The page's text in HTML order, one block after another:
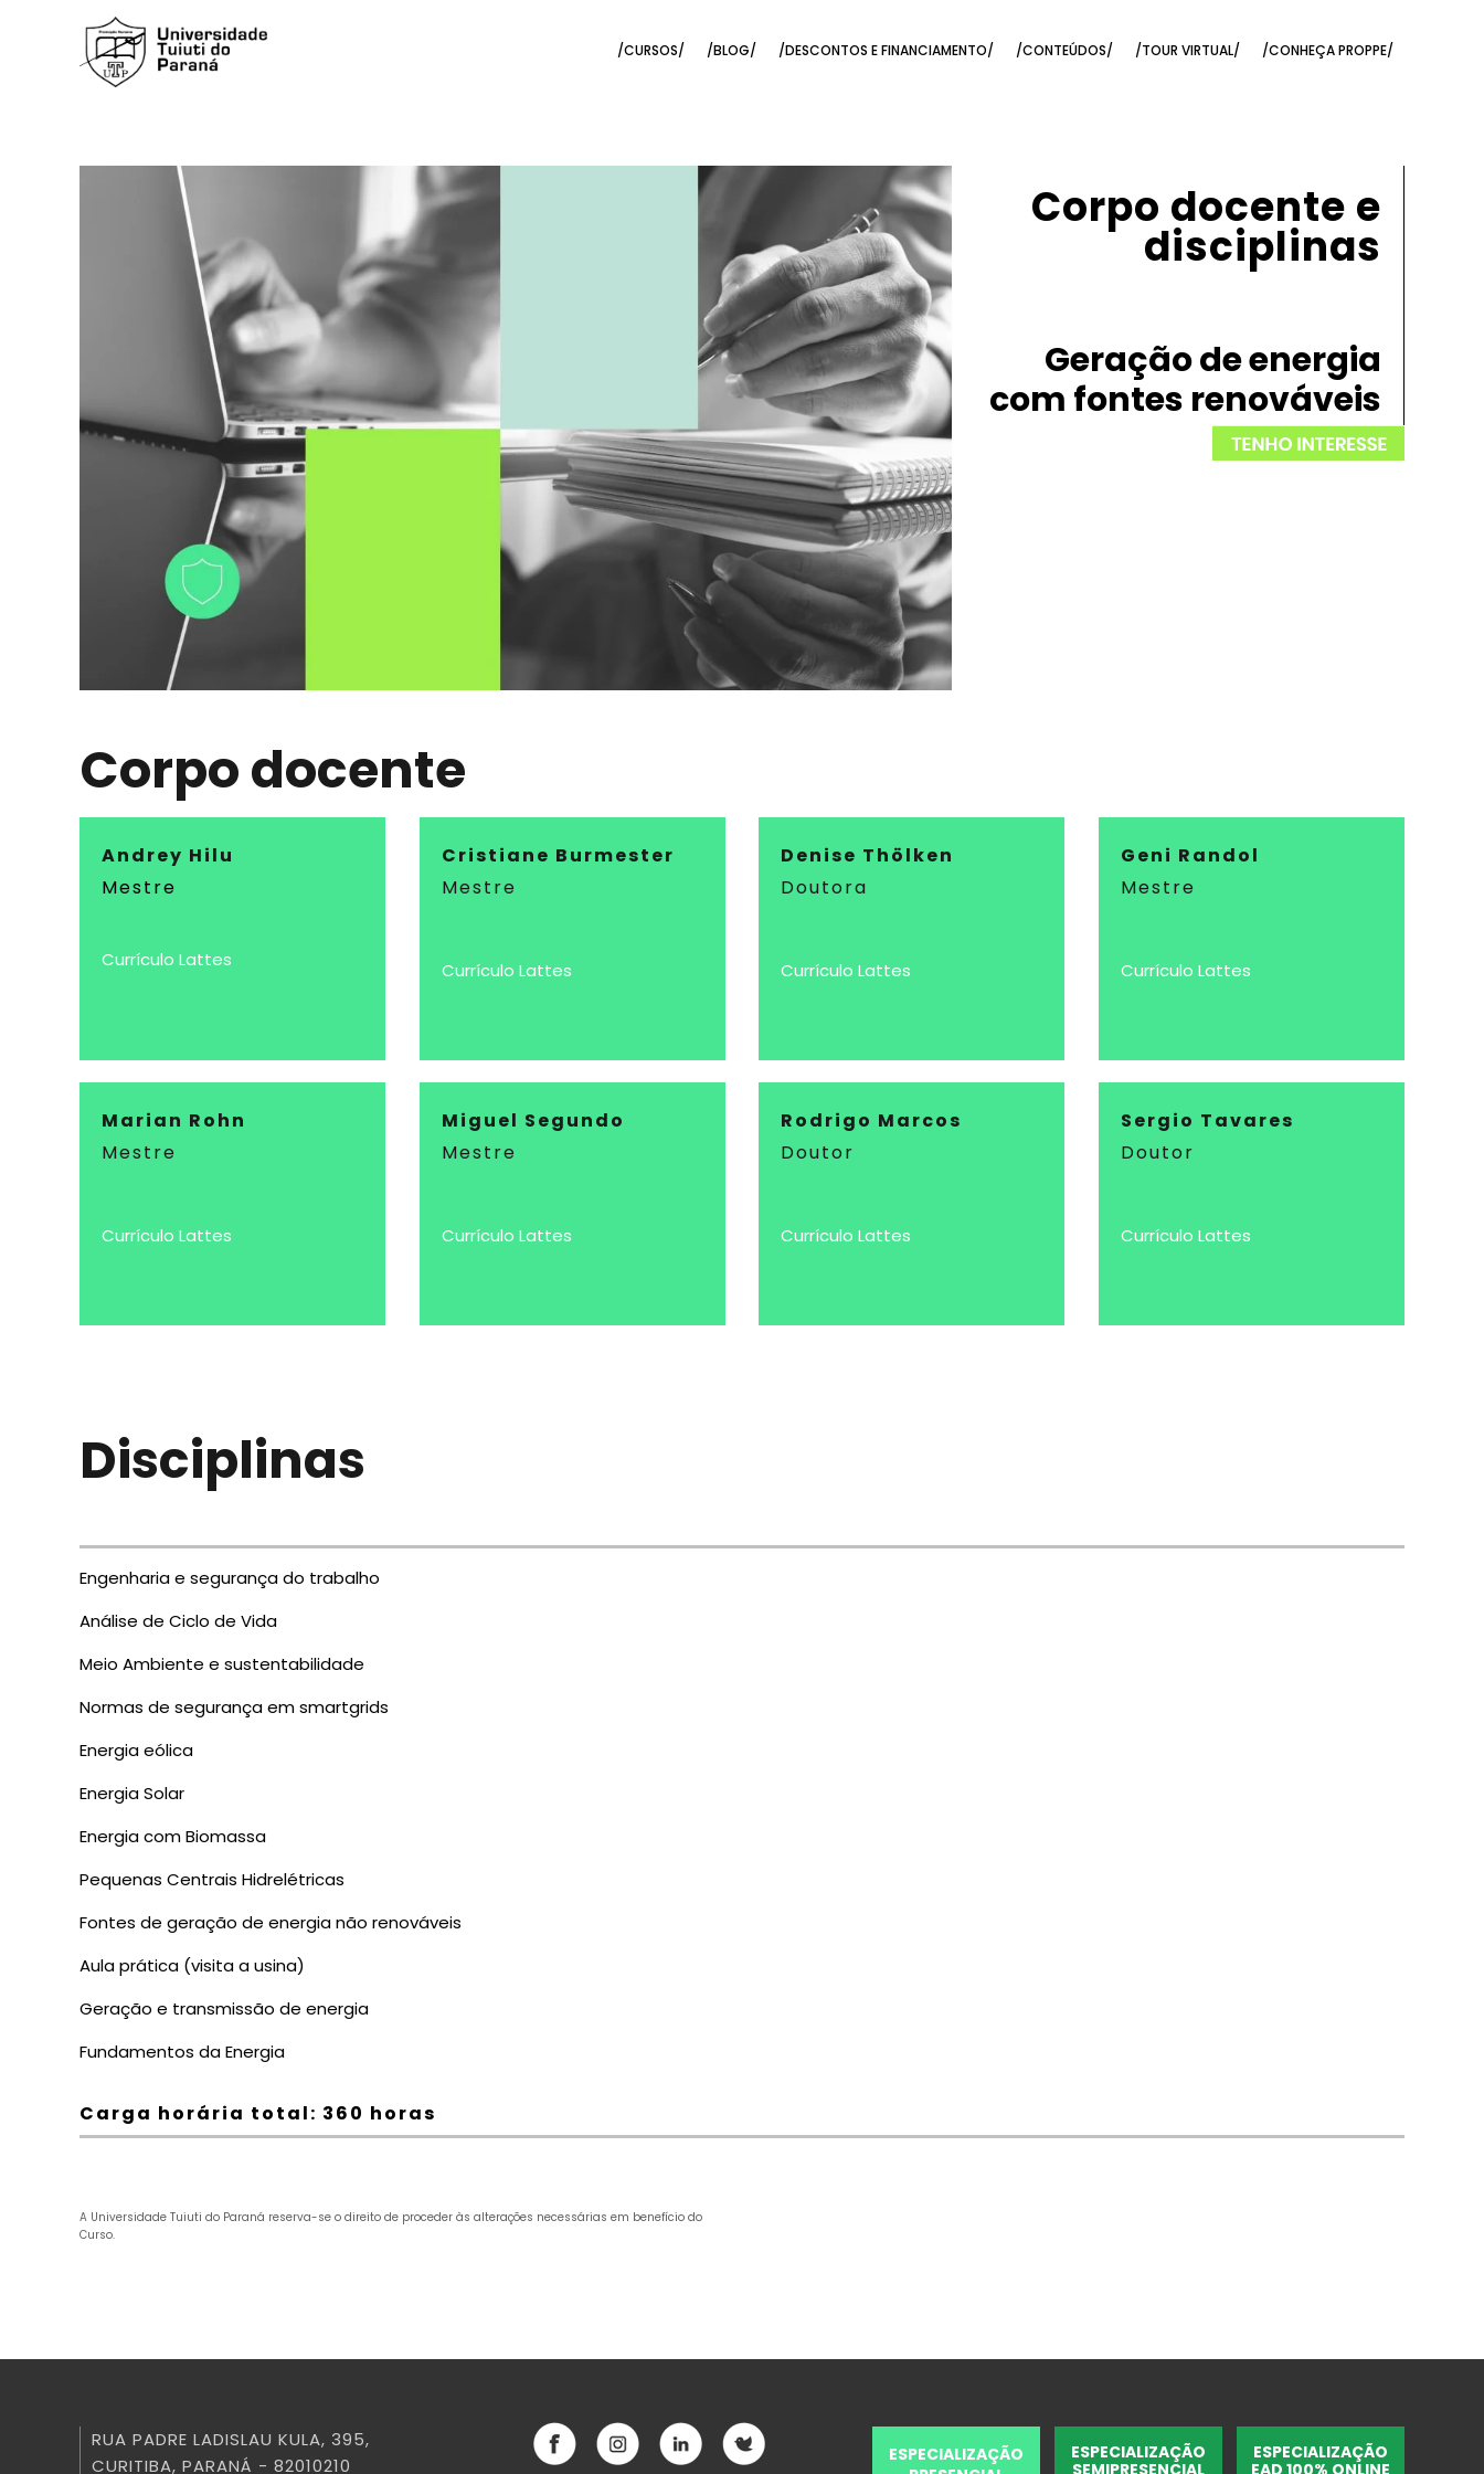
/CURSOS/ /BLOG/ /DESCONTOS E FINANCIAMENTO/ /CONTEÚDOS/ /TOUR VIRTUAL/ /CONHEÇA PROPPE/
Corpo docente e
disciplinas
Geração de energia
com fontes renováveis
Corpo docente
Andrey Hilu
Mestre
Currículo Lattes
Cristiane Burmester
Mestre
Currículo Lattes
Denise Thölken
Doutora
Currículo Lattes
Geni Randol
Mestre
Currículo Lattes
Marian Rohn
Mestre
Currículo Lattes
Miguel Segundo
Mestre
Currículo Lattes
Rodrigo Marcos
Doutor
Currículo Lattes
Sergio Tavares
Doutor
Currículo Lattes
Disciplinas
Engenharia e segurança do trabalho
Análise de Ciclo de Vida
Meio Ambiente e sustentabilidade
Normas de segurança em smartgrids
Energia eólica
Energia Solar
Energia com Biomassa
Pequenas Centrais Hidrelétricas
Fontes de geração de energia não renováveis
Aula prática (visita a usina)
Geração e transmissão de energia
Fundamentos daEnergia
Carga horária total: 360 horas
A Universidade Tuiuti do Paraná reserva-se o direito de proceder às alterações necessárias em benefício do
Curso.
RUA PADRE LADISLAU KULA, 395,
CURITIBA, PARANÁ - 82010210
ESPECIALIZAÇÃO
ESPECIALIZAÇÃO
SEMIPRESENCIAL
ESPECIALIZAÇÃO
EAD 100% ONLINE